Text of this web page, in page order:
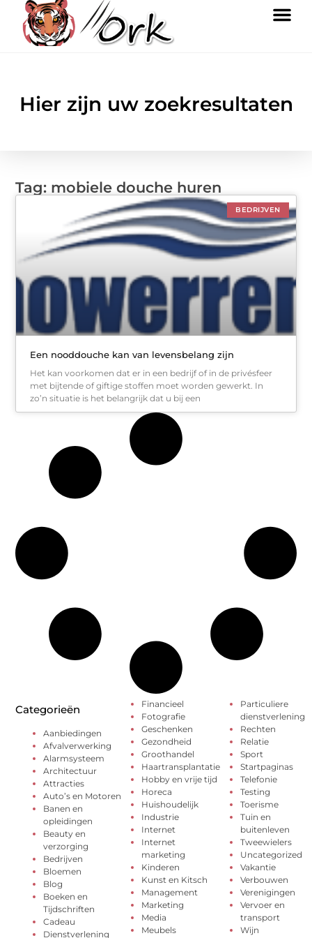
Hier zijn uw zoekresultaten
Tag: mobiele douche huren
BEDRIJVEN
Een nooddouche kan van levensbelang zijn
Het kan voorkomen dat er in een bedrijf of in de privésfeer
met bijtende of giftige stoffen moet worden gewerkt. In
zo’n situatie is het belangrijk dat u bij een
Categorieën
Aanbiedingen
Afvalverwerking
Alarmsysteem
Architectuur
Attracties
Auto’s en Motoren
Banen en
opleidingen
Beauty en
verzorging
Bedrijven
Bloemen
Blog
Boeken en
Tijdschriften
Cadeau
Dienstverlening
Financieel
Fotografie
Geschenken
Gezondheid
Groothandel
Haartransplantatie
Hobby en vrije tijd
Horeca
Huishoudelijk
Industrie
Internet
Internet
marketing
Kinderen
Kunst en Kitsch
Management
Marketing
Media
Meubels
Particuliere
dienstverlening
Rechten
Relatie
Sport
Startpaginas
Telefonie
Testing
Toerisme
Tuin en
buitenleven
Tweewielers
Uncategorized
Vakantie
Verbouwen
Verenigingen
Vervoer en
transport
Wijn